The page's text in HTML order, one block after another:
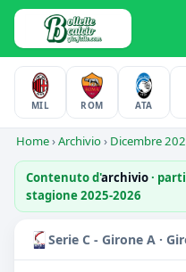
MIL ROM ATA
Home›Archivio› Dicembre
Contenuto d'archivio·
stagione 2025-2026
Serie C - Girone A ·